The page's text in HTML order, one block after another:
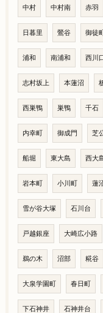
中村 中村南 赤羽
日暮里 鶯谷 御徒町
浦和 南浦和 西川口
志村坂上 本蓮沼
西巣鴨 巣鴨 千石
内幸町 御成門 芝
船堀 東大島 西大
岩本町 小川町 蓮
雪が谷大塚 石川台
戸越銀座 大崎広小路
鵜の木 沼部 糀谷
大泉学園町 春日町
下石神井 石神井台